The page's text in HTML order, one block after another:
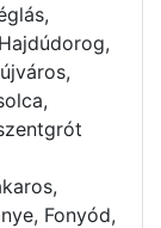
Fonyód,